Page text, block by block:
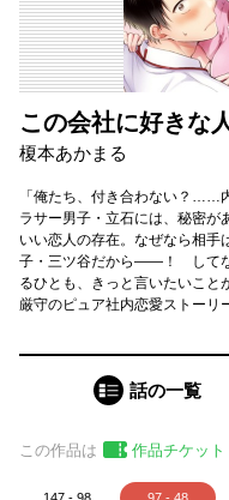
この会社に好きな
榎本あかまる
「俺たち、付き合わない？……
ラサー男子・立石には、秘密が
いい恋人の存在。なぜなら相手
子・三ツ谷だから――！ してな
るひとも、きっと言いたいこと
厳守のピュア社内恋愛ストーリ
話の一覧
この作品は 作品チケット